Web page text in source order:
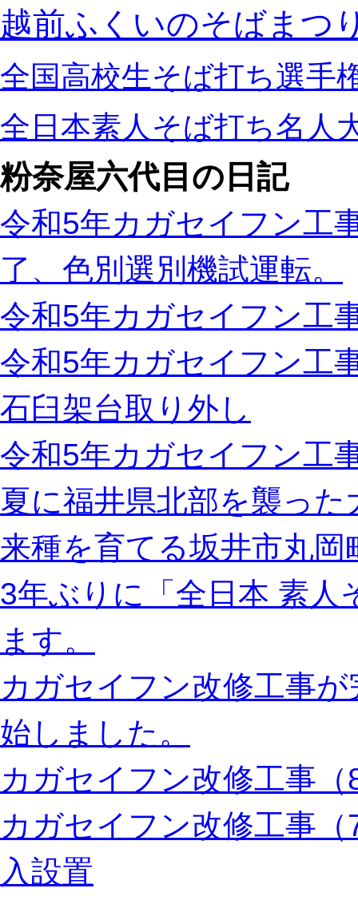
越前ふくいのそばまつ
全国高校生そば打ち選手
全日本素人そば打ち名人
粉奈屋六代目の日記
令和5年カガセイフン工
了、色別選別機試運転。
令和5年カガセイフン工
令和5年カガセイフン工
石臼架台取り外し
令和5年カガセイフン工
夏に福井県北部を襲っ
来種を育てる坂井市丸岡
3年ぶりに「全日本 素人
ます。
カガセイフン改修工事
始しました。
カガセイフン改修工事
カガセイフン改修工事
入設置